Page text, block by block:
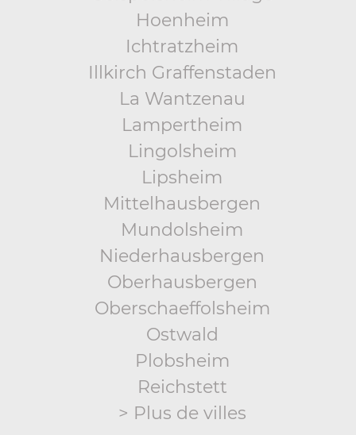
Hoenheim
Ichtratzheim
Illkirch Graffenstaden
La Wantzenau
Lampertheim
Lingolsheim
Lipsheim
Mittelhausbergen
Mundolsheim
Niederhausbergen
Oberhausbergen
Oberschaeffolsheim
Ostwald
Plobsheim
Reichstett
> Plus de villes